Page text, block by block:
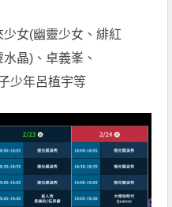
少女(幽靈少女、緋紅
晶)、卓義峯、
少年呂植宇等